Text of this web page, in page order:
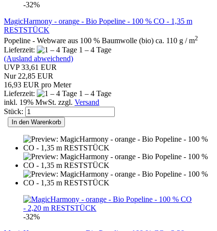
-32%
MagicHarmony - orange - Bio Popeline - 100 % CO - 1,35 m
RESTSTÜCK
Popeline - Webware aus 100 % Baumwolle (bio) ca. 110 g / m2
Lieferzeit:
1 – 4 Tage
(Ausland abweichend)
UVP 33,61 EUR
Nur 22,85 EUR
16,93 EUR pro Meter
Lieferzeit:
1 – 4 Tage
inkl. 19% MwSt. zzgl. Versand
Stück:
In den Warenkorb
-32%